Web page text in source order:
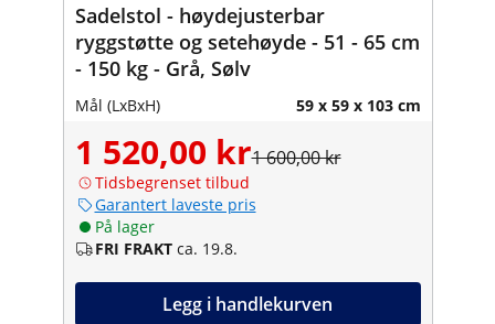
Sadelstol - høydejusterbar
ryggstøtte og setehøyde - 51 - 65 cm
- 150 kg - Grå, Sølv
Mål (LxBxH) 59 x 59 x 103 cm
1 520,00 kr1 600,00 kr
Tidsbegrenset tilbud
Garantert laveste pris
På lager
FRI FRAKT ca. 19.8.
Legg i handlekurven